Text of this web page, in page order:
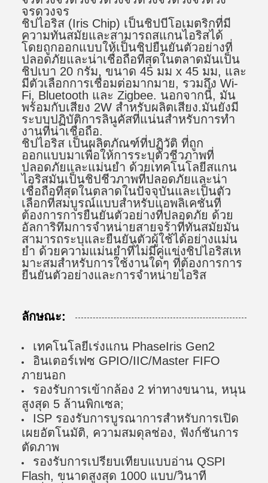
จรดวงจร
ชิปไอริส (Iris Chip) เป็นชิปบีโอเมตริกที่มี
ความทันสมัยและสามารถสแกนไอริสได้
โดยถูกออกแบบให้เป็นชิปยืนยันตัวอย่างที่
ปลอดภัยและน่าเชื่อถือที่สุดในตลาดมันเป็น
ชิปเบา 20 กรัม, ขนาด 45 มม x 45 มม, และ
มีตัวเลือกการเชื่อมต่อมากมาย, รวมถึง Wi-
Fi, Bluetooth และ Zigbee. นอกจากนี้, มัน
พร้อมกับเสียง 2W สําหรับผลิตเสียง.มันยังมี
ระบบปฏิบัติการลินูคัสที่แน่นสําหรับการทํา
งานที่น่าเชื่อถือ.
ชิปไอริส เป็นผลิตภัณฑ์ที่ปฏิวัติ ที่ถูก
ออกแบบมาเพื่อให้การระบุตัวชีวภาพที่
ปลอดภัยและแม่นยํา ด้วยเทคโนโลยีสแกน
ไอริสมันเป็นชิปชีวภาพที่ปลอดภัยและน่า
เชื่อถือที่สุดในตลาดในปัจจุบันและเป็นตัว
เลือกที่สมบูรณ์แบบสําหรับแอพลิเคชั่นที่
ต้องการการยืนยันตัวอย่างที่ปลอดภัย ด้วย
อัลการิทึมการจําหน่ายสายจร้าที่ทันสมัยมัน
สามารถระบุและยืนยันตัวผู้ใช้ได้อย่างแม่น
ยํา ด้วยความแม่นยําที่ไม่มีคู่แข่งชิปไอริสเห
มาะสมสําหรับการใช้งานใดๆ ที่ต้องการการ
ยืนยันตัวอย่างและการจําหน่ายไอริส
ลักษณะ:
เทคโนโลยีเร่งแกน PhaseIris Gen2
อินเตอร์เฟซ GPIO/IIC/Master FIFO
ภายนอก
รองรับการเข้ากล้อง 2 ท่าทางขนาน, หนุน
สูงสุด 5 ล้านพิกเซล;
ISP รองรับการบูรณาการสําหรับการเปิด
เผยอัตโนมัติ, ความสมดุลช่อง, ฟังก์ชันการ
ตัดภาพ
รองรับการเปรียบเทียบแบบอ่าน QSPI
Flash, ขนาดสูงสุด 1000 แบบ/วินาที